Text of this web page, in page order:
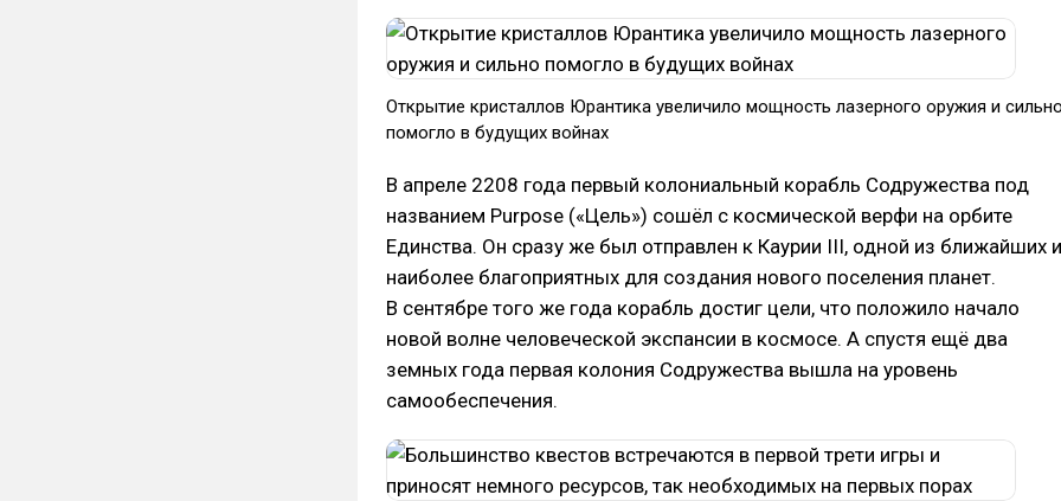
Открытие кристаллов Юрантика увеличило мощность лазерного оружия и
помогло в будущих войнах
В апреле 2208 года первый колониальный корабль Содружества под
названием Purpose («Цель») сошёл с космической верфи на орбите
Единства. Он сразу же был отправлен к Каурии III, одной из ближайших и
наиболее благоприятных для создания нового поселения планет.
В сентябре того же года корабль достиг цели, что положило начало
новой волне человеческой экспансии в космосе. А спустя ещё два
земных года первая колония Содружества вышла на уровень
самообеспечения.